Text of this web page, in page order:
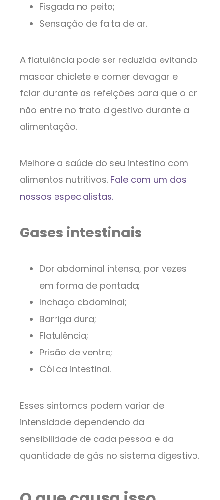
Fisgada no peito;
Sensação de falta de ar.
A flatulência pode ser reduzida evitando
mascar chiclete e comer devagar e
falar durante as refeições para que o ar
não entre no trato digestivo durante a
alimentação.
Melhore a saúde do seu intestino com
alimentos nutritivos. Fale com um dos
nossos especialistas.
Gases intestinais
Dor abdominal intensa, por vezes
em forma de pontada;
Inchaço abdominal;
Barriga dura;
Flatulência;
Prisão de ventre;
Cólica intestinal.
Esses sintomas podem variar de
intensidade dependendo da
sensibilidade de cada pessoa e da
quantidade de gás no sistema digestivo.